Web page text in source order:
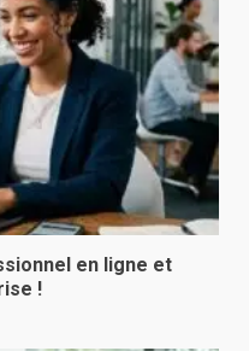
en ligne et
!